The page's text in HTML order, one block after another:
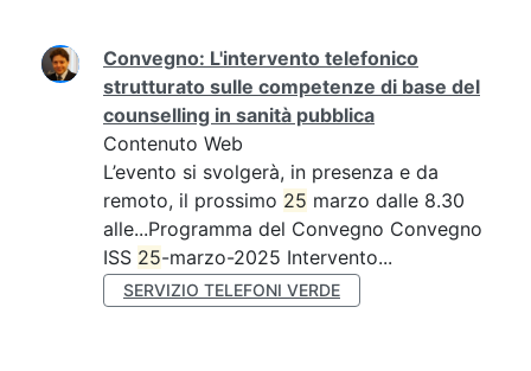
Ricerca
Convegno: L'intervento telefonico
strutturato sulle competenze di base del
counselling in sanità pubblica
Contenuto Web
L’evento si svolgerà, in presenza e da
remoto, il prossimo 25 marzo dalle 8.30
alle...Programma del Convegno Convegno
ISS 25-marzo-2025 Intervento...
SERVIZIO TELEFONI VERDE